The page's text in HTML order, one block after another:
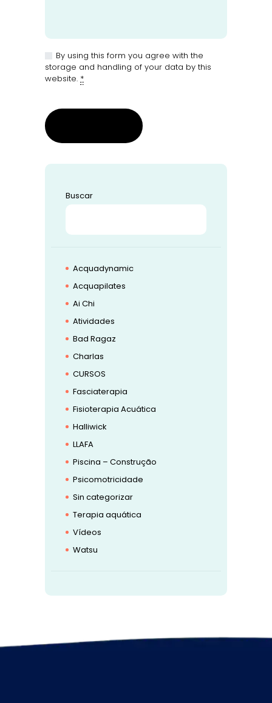
By using this form you agree with the
storage and handling of your data by this
website. *
Buscar
Acquadynamic
Acquapilates
Ai Chi
Atividades
Bad Ragaz
Charlas
CURSOS
Fasciaterapia
Fisioterapia Acuática
Halliwick
LLAFA
Piscina – Construção
Psicomotricidade
Sin categorizar
Terapia aquática
Vídeos
Watsu